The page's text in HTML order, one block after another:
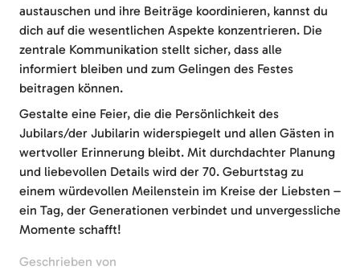
austauschen und ihre Beiträge koordinieren, kannst du
dich auf die wesentlichen Aspekte konzentrieren. Die
zentrale Kommunikation stellt sicher, dass alle
informiert bleiben und zum Gelingen des Festes
beitragen können.
Gestalte eine Feier, die die Persönlichkeit des
Jubilars/der Jubilarin widerspiegelt und allen Gästen in
wertvoller Erinnerung bleibt. Mit durchdachter Planung
und liebevollen Details wird der 70. Geburtstag zu
einem würdevollen Meilenstein im Kreise der Liebsten –
ein Tag, der Generationen verbindet und unvergessliche
Momente schafft!
Geschrieben von